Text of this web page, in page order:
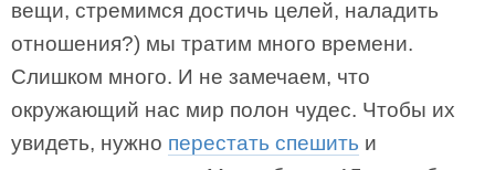
вещи, стремимся достичь целей, наладить
отношения?) мы тратим много времени.
Слишком много. И не замечаем, что
окружающий нас мир полон чудес. Чтобы их
увидеть, нужно перестать спешить и